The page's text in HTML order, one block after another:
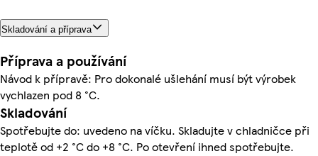
Skladování a příprava
Příprava a používání
Návod k přípravě: Pro dokonalé ušlehání musí být výrobek
vychlazen pod 8 °C.
Skladování
Spotřebujte do: uvedeno na víčku. Skladujte v chladničce při
teplotě od +2 °C do +8 °C. Po otevření ihned spotřebujte.